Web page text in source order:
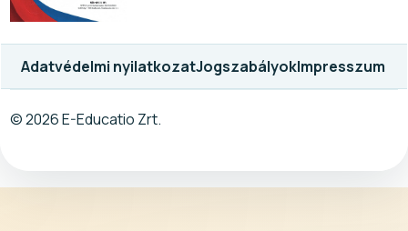
Adatvédelmi nyilatkozatJogszabályokImpresszum
© 2026 E-Educatio Zrt.